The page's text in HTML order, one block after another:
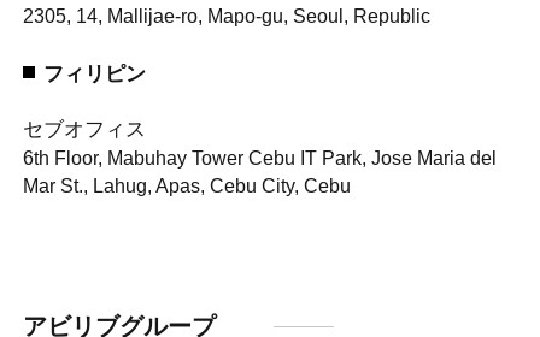
2305, 14, Mallijae-ro, Mapo-gu, Seoul, Republic
フィリピン
セブオフィス
6th Floor, Mabuhay Tower Cebu IT Park, Jose Maria del
Mar St., Lahug, Apas, Cebu City, Cebu
アビリブグループ